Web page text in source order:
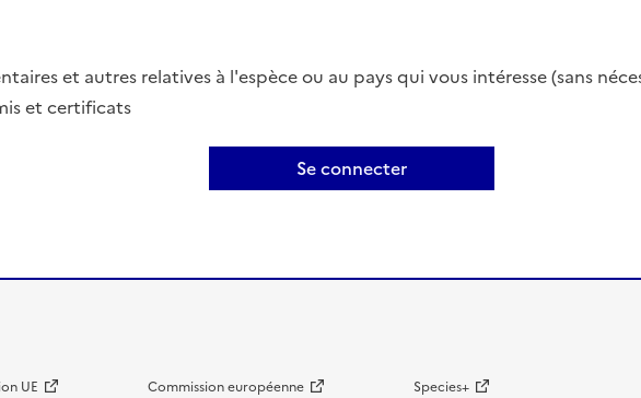
et autres relatives à l'espèce ou au pays qui vous intéresse (sans
et certificats
Se connecter
UE Commission européenne Species+